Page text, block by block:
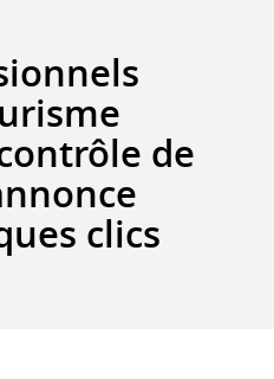
de
clics